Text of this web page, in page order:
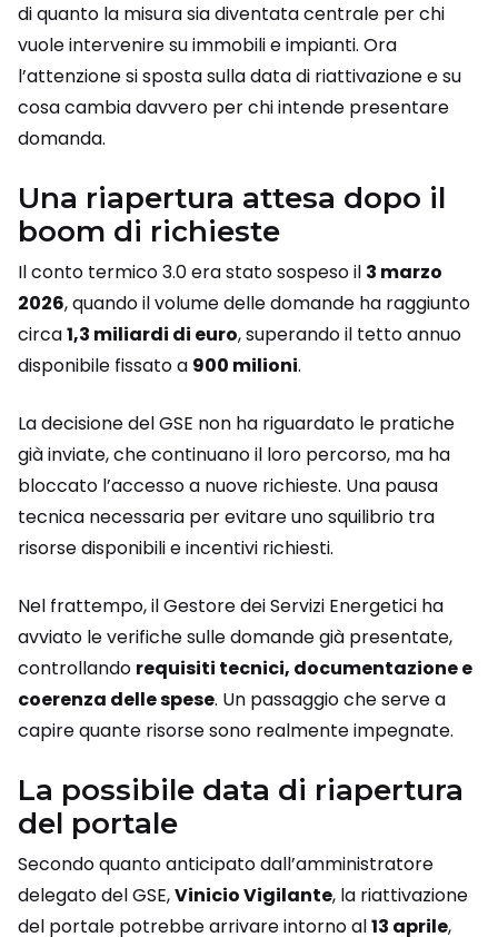
di quanto la misura sia diventata centrale per chi
vuole intervenire su immobili e impianti. Ora
l’attenzione si sposta sulla data di riattivazione e su
cosa cambia davvero per chi intende presentare
domanda.
Una riapertura attesa dopo il
boom di richieste
Il conto termico 3.0 era stato sospeso il 3 marzo
2026, quando il volume delle domande ha raggiunto
circa1,3 miliardi di euro, superando il tetto annuo
disponibile fissato a 900 milioni.
La decisione del GSE non ha riguardato le pratiche
già inviate, che continuano il loro percorso, ma ha
bloccato l’accesso a nuove richieste. Una pausa
tecnica necessaria per evitare uno squilibrio tra
risorse disponibili e incentivi richiesti.
Nel frattempo, il Gestore dei Servizi Energetici ha
avviato le verifiche sulle domande già presentate,
controllando requisiti tecnici, documentazione e
coerenza delle spese. Un passaggio che serve a
capire quante risorse sono realmente impegnate.
La possibile data di riapertura
del portale
Secondo quanto anticipato dall’amministratore
delegato del GSE,Vinicio Vigilante, la riattivazione
del portale potrebbe arrivare intorno al13 aprile,